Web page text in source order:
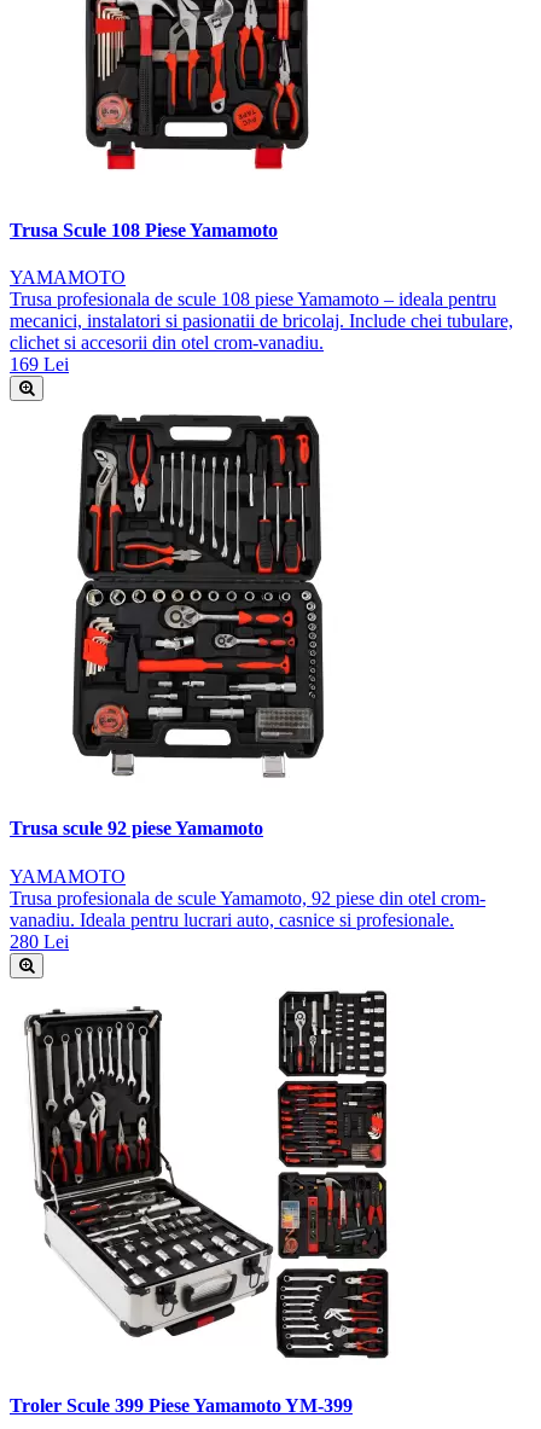
Trusa Scule 108 Piese Yamamoto
YAMAMOTO
Trusa profesionala de scule 108 piese Yamamoto – ideala pentru
mecanici, instalatori si pasionatii de bricolaj. Include chei tubulare,
clichet si accesorii din otel crom-vanadiu.
169 Lei
Trusa scule 92 piese Yamamoto
YAMAMOTO
Trusa profesionala de scule Yamamoto, 92 piese din otel crom-
vanadiu. Ideala pentru lucrari auto, casnice si profesionale.
280 Lei
Troler Scule 399 Piese Yamamoto YM-399